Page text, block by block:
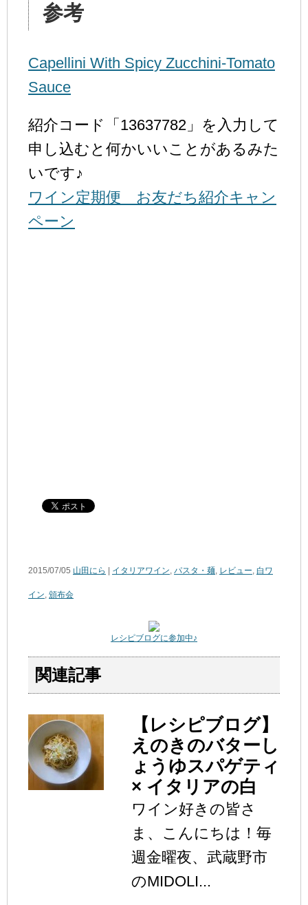
参考
Capellini With Spicy Zucchini-Tomato
Sauce
紹介コード「13637782」を入力して
申し込むと何かいいことがあるみた
いです♪
ワイン定期便 お友だち紹介キャン
ペーン
2015/07/05 山田にら イタリアワイン, パスタ・麺, レビュー, 白ワ
イン, 頒布会
レシピブログに参加中♪
関連記事
【レシピブログ】
えのきのバターし
ょうゆスパゲティ
× イタリアの白
ワイン好きの皆さ
ま、こんにちは！毎
週金曜夜、武蔵野市
のMIDOLI...